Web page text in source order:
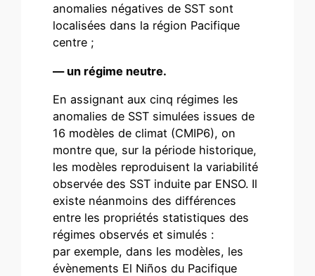
anomalies négatives de SST sont
localisées dans la région Pacifique
centre ;
— un régime neutre.
En assignant aux cinq régimes les
anomalies de SST simulées issues de
16 modèles de climat (CMIP6), on
montre que, sur la période historique,
les modèles reproduisent la variabilité
observée des SST induite par ENSO. Il
existe néanmoins des différences
entre les propriétés statistiques des
régimes observés et simulés :
par exemple, dans les modèles, les
évènements El Niños du Pacifique